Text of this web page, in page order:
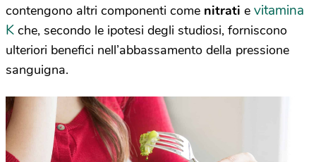
contengono altri componenti come nitrati e vitamina
K che, secondo le ipotesi degli studiosi, forniscono
ulteriori benefici nell’abbassamento della pressione
sanguigna.